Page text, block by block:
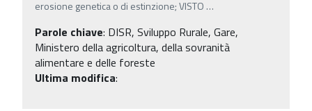
erosione genetica o di estinzione; VISTO …
Parole chiave: DISR, Sviluppo Rurale, Gare,
Ministero della agricoltura, della sovranità
alimentare e delle foreste
Ultima modifica: